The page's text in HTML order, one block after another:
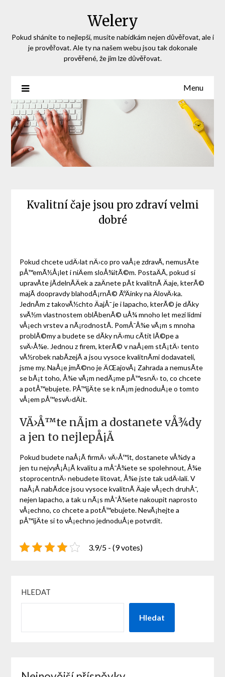
Welery
Pokud sháníte to nejlepší, musíte nabídkám nejen důvěřovat, ale i
je prověřovat. Ale ty na našem webu jsou tak dokonale
prověřené, že jim lze důvěřovat.
Menu
Kvalitní čaje jsou pro zdraví velmi
dobré
Pokud chcete udÄ›lat nÄ›co pro vaÅ¡e zdravÃ­, nemusÃ­te
pÅ™emÃ½Å¡let i niÄem sloÅ¾itÃ©m. PostaÄÃ­, pokud si
upravÃ­te jÃ­delnÃ­Äek a zaÄnete pÃ­t kvalitnÃ­ Äaje, kterÃ©
majÃ­ doopravdy blahodÃ¡rnÃ© ÃºÄinky na ÄlovÄ›ka.
JednÃ­m z takovÃ½chto ÄajÅ¯ je ilapacho, kterÃ© je dÃ­ky
svÃ½m vlastnostem oblÃ­benÃ© uÅ¾ mnoho let mezi lidmi
vÅ¡ech vrstev a nÃ¡rodnostÃ­. PomÅ¯Å¾e vÃ¡m s mnoha
problÃ©my a budete se dÃ­ky nÄ›mu cÃ­tit lÃ©pe a
svÄ›Å¾e. Jednou z firem, kterÃ© v naÅ¡em stÃ¡tÄ› tento
vÃ½robek nabÃ­zejÃ­ a jsou vysoce kvalitnÃ­mi dodavateli,
jsme my. NaÅ¡e jmÃ©no je ÄŒajovÃ¡ Zahrada a nemusÃ­te
se bÃ¡t toho, Å¾e vÃ¡m nedÃ¡me pÅ™esnÄ› to, co chcete
a potÅ™ebujete. PÅ™ijÄte se k nÃ¡m jednoduÅ¡e o tomto
vÅ¡em pÅ™esvÄ›dÄit.
VÄ›Å™te nÃ¡m a dostanete vÅ¾dy
a jen to nejlepÅ¡Ã­
Pokud budete naÅ¡Ã­ firmÄ› vÄ›Å™it, dostanete vÅ¾dy a
jen tu nejvyÅ¡Å¡Ã­ kvalitu a mÅ¯Å¾ete se spolehnout, Å¾e
stoprocentnÄ› nebudete litovat, Å¾e jste tak udÄ›lali. V
naÅ¡Ã­ nabÃ­dce jsou vysoce kvalitnÃ­ Äaje vÅ¡ech druhÅ¯,
nejen lapacho, a tak u nÃ¡s mÅ¯Å¾ete nakoupit naprosto
vÅ¡echno, co chcete a potÅ™ebujete. NevÃ¡hejte a
pÅ™ijÄte si to vÅ¡echno jednoduÅ¡e potvrdit.
3.9/5 - (9 votes)
HLEDAT
Hledat